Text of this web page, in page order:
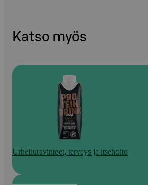
Katso myös
Urheiluravinteet, terveys ja itsehoito